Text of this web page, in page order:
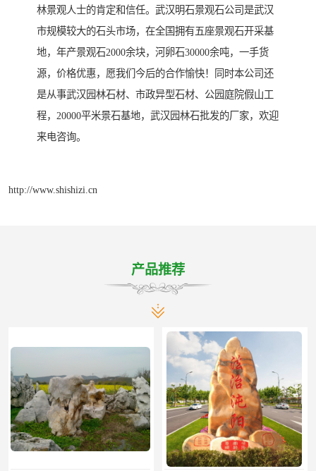
林景观人士的肯定和信任。武汉明石景观石公司是武汉
市规模较大的石头市场，在全国拥有五座景观石开采基
地，年产景观石2000余块，河卵石30000余吨，一手货
源，价格优惠，愿我们今后的合作愉快！同时本公司还
是从事武汉园林石材、市政异型石材、公园庭院假山工
程，20000平米景石基地，武汉园林石批发的厂家，欢迎
来电咨询。
http://www.shishizi.cn
产品推荐